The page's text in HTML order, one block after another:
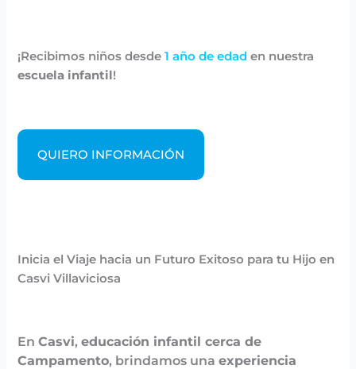
¡Recibimos niños desde1 año de edad en nuestra
escuela infantil!
QUIERO INFORMACIÓN
Inicia el Viaje hacia un Futuro Exitoso para tu Hijo en
Casvi Villaviciosa
EnCasvi,educación infantil cerca de
Campamento, brindamos unaexperiencia